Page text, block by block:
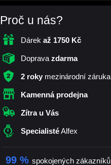
Proč u nás?
Dárek až 1750 Kč
Doprava zdarma
2 roky mezinárodní záruka
Kamenná prodejna
Zítra u Vás
SpecialistéAlfex
99 % spokojených zákazníků